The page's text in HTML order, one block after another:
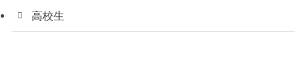
高校生